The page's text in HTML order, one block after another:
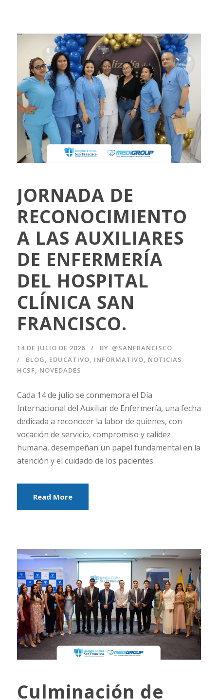
JORNADA DE
RECONOCIMIENTO
A LAS AUXILIARES
DE ENFERMERÍA
DEL HOSPITAL
CLÍNICA SAN
FRANCISCO.
14 DE JULIO DE 2026 BY @SANFRANCISCO
BLOG
EDUCATIVO INFORMATIVO
NOTICIAS
HCSF
NOVEDADES
Cada 14 de julio se conmemora el Día
Internacional del Auxiliar de Enfermería, una fecha
dedicada a reconocer la labor de quienes, con
vocación de servicio, compromiso y calidez
humana, desempeñan un papel fundamental en la
atención y el cuidado de los pacientes.
Read More
Culminación de